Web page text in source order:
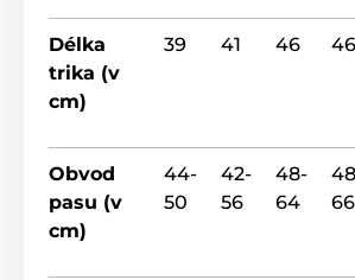
Délka
trika (v
cm)
39 41 46 46
Obvod
pasu (v
cm)
44-
50
42-
56
48-
64
66